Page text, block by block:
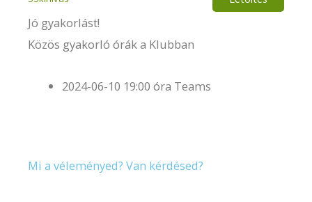
Jó gyakorlást!
Közös gyakorló órák a Klubban
2024-06-10 19:00 óra Teams
Ez a tartalom blokkolva van, amíg el nem
Mi a véleményed? Van kérdésed?